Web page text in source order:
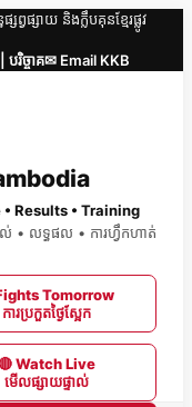
សាយ និងក្លឹបគុនខ្មែរផ្លូវ
រិច្ចាគ✉ Email KKB
• Results • Training
ាល់ • លទ្ធផល • ការហ្វឹកហាត់
Tomorrow
ការប្រកួតថ្ងៃស្អែក
Watch Live
មើលផ្សាយផ្ទាល់